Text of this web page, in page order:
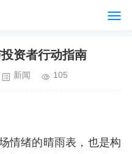
资者行动指南
新闻 105
情绪的晴雨表，也是构